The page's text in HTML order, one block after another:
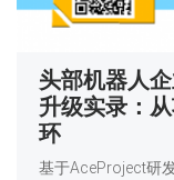
头部机器人
升级实录：
环
基于AceProject研